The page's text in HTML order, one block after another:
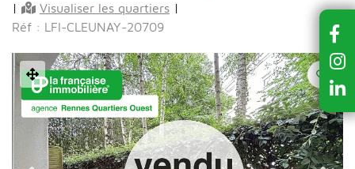
| Visualiser les quartiers |
Réf : LFI-CLEUNAY-20709